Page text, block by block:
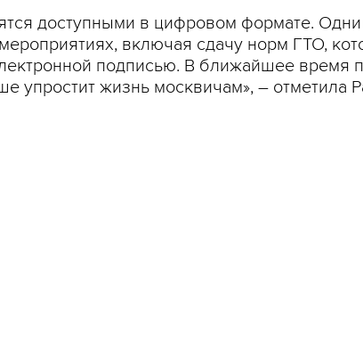
доступными в цифровом формате.
включая сдачу норм ГТО,
подписью. В ближайшее время
упростит жизнь москвичам», – отметила